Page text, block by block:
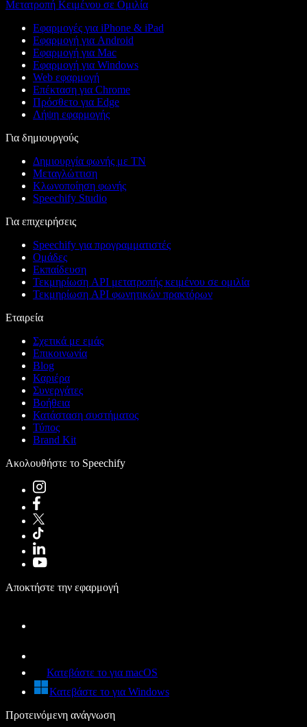
Μετατροπή Κειμένου σε Ομιλία
Εφαρμογές για iPhone & iPad
Εφαρμογή για Android
Εφαρμογή για Mac
Εφαρμογή για Windows
Web εφαρμογή
Επέκταση για Chrome
Πρόσθετο για Edge
Λήψη εφαρμογής
Για δημιουργούς
Δημιουργία φωνής με ΤΝ
Μεταγλώττιση
Κλωνοποίηση φωνής
Speechify Studio
Για επιχειρήσεις
Speechify για προγραμματιστές
Ομάδες
Εκπαίδευση
Τεκμηρίωση API μετατροπής κειμένου σε ομιλία
Τεκμηρίωση API φωνητικών πρακτόρων
Εταιρεία
Σχετικά με εμάς
Επικοινωνία
Blog
Καριέρα
Συνεργάτες
Βοήθεια
Κατάσταση συστήματος
Τύπος
Brand Kit
Ακολουθήστε το Speechify
Αποκτήστε την εφαρμογή
Κατεβάστε το για macOS
Κατεβάστε το για Windows
Προτεινόμενη ανάγνωση